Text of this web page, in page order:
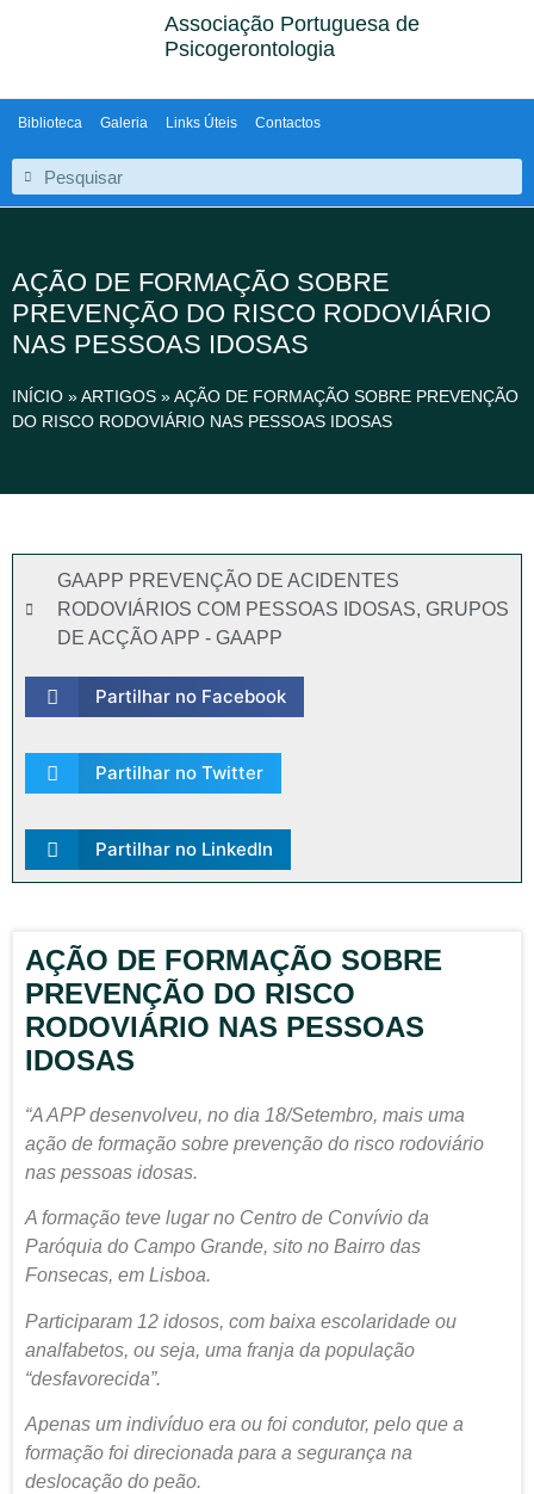
Associação Portuguesa de
Psicogerontologia
Biblioteca Galeria Links Úteis Contactos
AÇÃO DE FORMAÇÃO SOBRE
PREVENÇÃO DO RISCO RODOVIÁRIO
NAS PESSOAS IDOSAS
INÍCIO »ARTIGOS »AÇÃO DE FORMAÇÃO SOBRE PREVENÇÃO
DO RISCO RODOVIÁRIO NAS PESSOAS IDOSAS
GAAPP PREVENÇÃO DE ACIDENTES
RODOVIÁRIOS COM PESSOAS IDOSAS, GRUPOS
DE ACÇÃO APP - GAAPP
Partilhar no Facebook
Partilhar no Twitter
Partilhar no LinkedIn
AÇÃO DE FORMAÇÃO SOBRE
PREVENÇÃO DO RISCO
RODOVIÁRIO NAS PESSOAS
IDOSAS
“A APP desenvolveu, no dia 18/Setembro, mais uma
ação de formação sobre prevenção do risco rodoviário
nas pessoas idosas.
A formação teve lugar no Centro de Convívio da
Paróquia do Campo Grande, sito no Bairro das
Fonsecas, em Lisboa.
Participaram 12 idosos, com baixa escolaridade ou
analfabetos, ou seja, uma franja da população
“desfavorecida”.
Apenas um indivíduo era ou foi condutor, pelo que a
formação foi direcionada para a segurança na
deslocação do peão.